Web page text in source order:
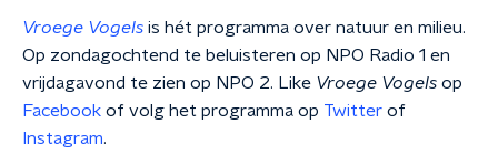
Vroege Vogels is hét programma over natuur en milieu.
Op zondagochtend te beluisteren op NPO Radio 1 en
vrijdagavond te zien op NPO 2. Like Vroege Vogels op
Facebook of volg het programma op Twitter of
Instagram.